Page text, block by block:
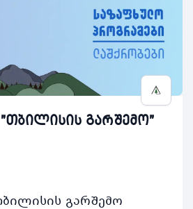
გარშემო"
გარშემო